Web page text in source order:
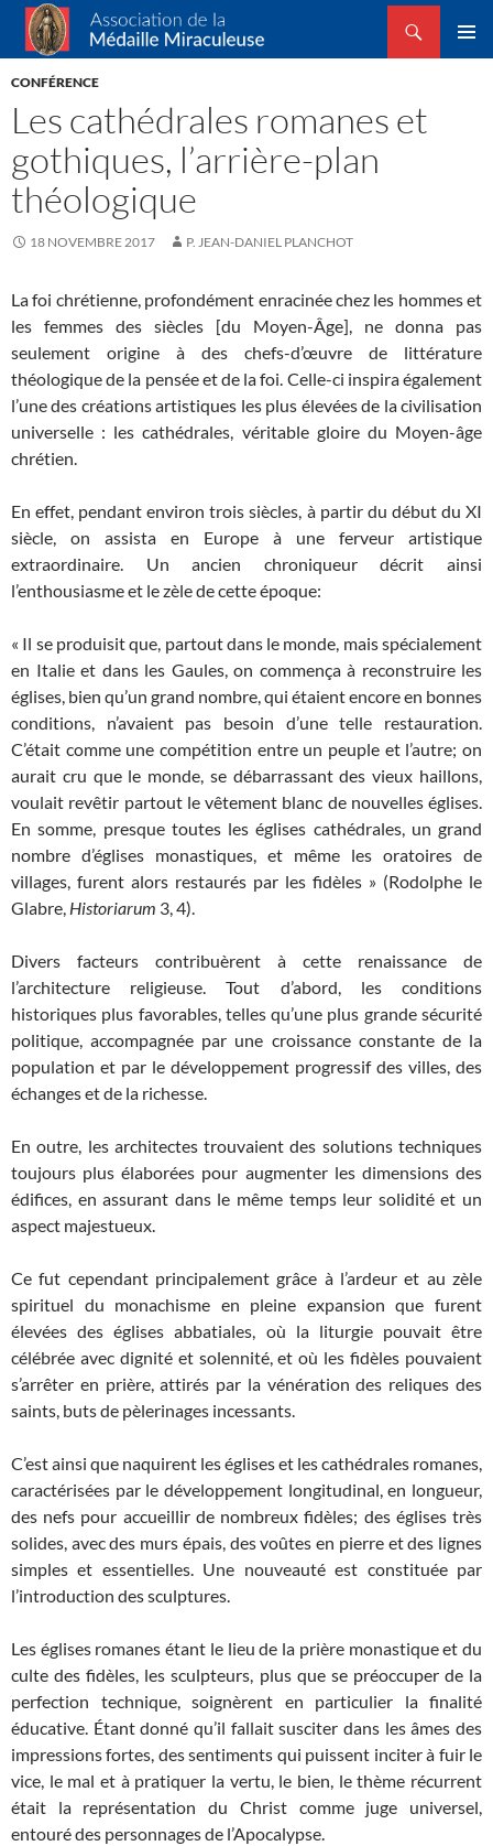
Association de la Médaille Miraculeuse
Recherche
ALLER
CONFÉRENCE
Les cathédrales romanes et
gothiques, l’arrière-plan
théologique
18 NOVEMBRE 2017 P. JEAN-DANIEL PLANCHOT
La foi chrétienne, profondément enracinée chez les hommes et
les femmes des siècles [du Moyen-Âge], ne donna pas
seulement origine à des chefs-d’œuvre de littérature
théologique de la pensée et de la foi. Celle-ci inspira également
l’une des créations artistiques les plus élevées de la civilisation
universelle : les cathédrales, véritable gloire du Moyen-âge
chrétien.
En effet, pendant environ trois siècles, à partir du début du XI
siècle, on assista en Europe à une ferveur artistique
extraordinaire. Un ancien chroniqueur décrit ainsi
l’enthousiasme et le zèle de cette époque:
« Il se produisit que, partout dans le monde, mais spécialement
en Italie et dans les Gaules, on commença à reconstruire les
églises, bien qu’un grand nombre, qui étaient encore en bonnes
conditions, n’avaient pas besoin d’une telle restauration.
C’était comme une compétition entre un peuple et l’autre; on
aurait cru que le monde, se débarrassant des vieux haillons,
voulait revêtir partout le vêtement blanc de nouvelles églises.
En somme, presque toutes les églises cathédrales, un grand
nombre d’églises monastiques, et même les oratoires de
villages, furent alors restaurés par les fidèles » (Rodolphe le
Glabre, Historiarum 3, 4).
Divers facteurs contribuèrent à cette renaissance de
l’architecture religieuse. Tout d’abord, les conditions
historiques plus favorables, telles qu’une plus grande sécurité
politique, accompagnée par une croissance constante de la
population et par le développement progressif des villes, des
échanges et de la richesse.
En outre, les architectes trouvaient des solutions techniques
toujours plus élaborées pour augmenter les dimensions des
édifices, en assurant dans le même temps leur solidité et un
aspect majestueux.
Ce fut cependant principalement grâce à l’ardeur et au zèle
spirituel du monachisme en pleine expansion que furent
élevées des églises abbatiales, où la liturgie pouvait être
célébrée avec dignité et solennité, et où les fidèles pouvaient
s’arrêter en prière, attirés par la vénération des reliques des
saints, buts de pèlerinages incessants.
C’est ainsi que naquirent les églises et les cathédrales romanes,
caractérisées par le développement longitudinal, en longueur,
des nefs pour accueillir de nombreux fidèles; des églises très
solides, avec des murs épais, des voûtes en pierre et des lignes
simples et essentielles. Une nouveauté est constituée par
l’introduction des sculptures.
Les églises romanes étant le lieu de la prière monastique et du
culte des fidèles, les sculpteurs, plus que se préoccuper de la
perfection technique, soignèrent en particulier la finalité
éducative. Étant donné qu’il fallait susciter dans les âmes des
impressions fortes, des sentiments qui puissent inciter à fuir le
vice, le mal et à pratiquer la vertu, le bien, le thème récurrent
était la représentation du Christ comme juge universel,
entouré des personnages de l’Apocalypse.